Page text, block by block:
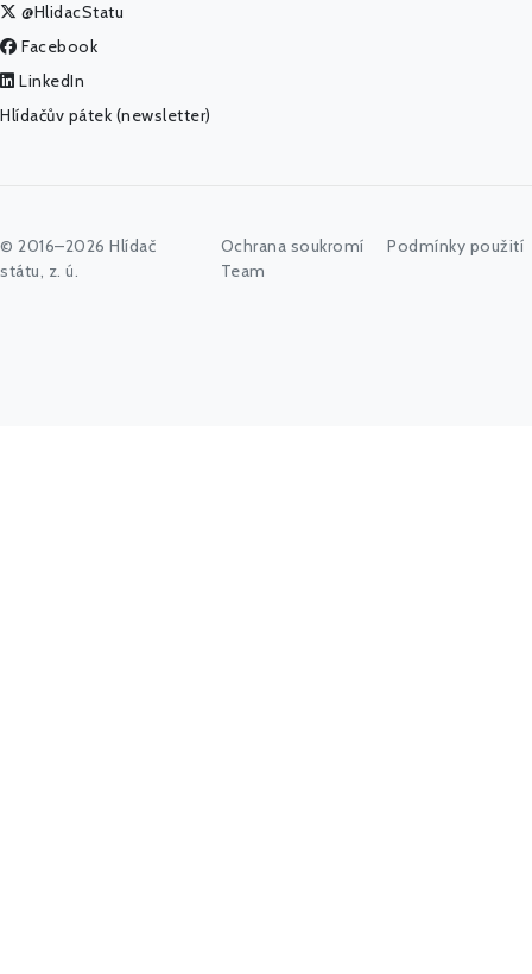
@HlidacStatu
Facebook
LinkedIn
Hlídačův pátek (newsletter)
© 2016–2026 Hlídač
státu, z. ú.
Ochrana soukromí
Podmínky použití
Team